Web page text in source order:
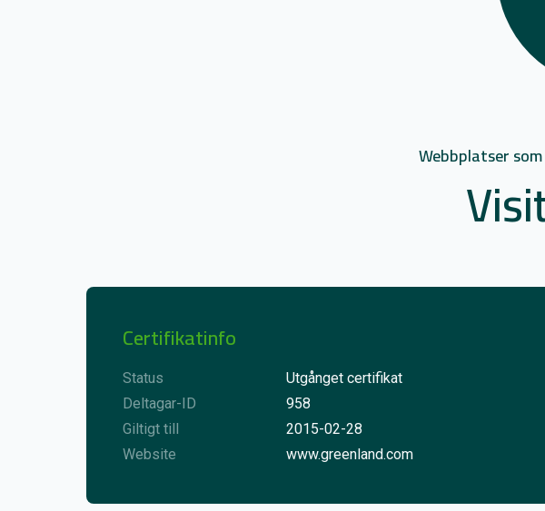
Webbplatser
Certifikatinfo
Status
Utgånget certifikat
Deltagar-ID
958
Giltigt till
2015-02-28
Website
www.greenland.com